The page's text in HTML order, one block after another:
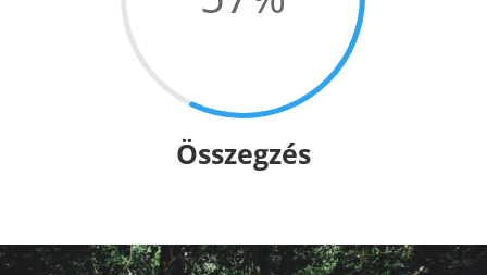
Összegzés